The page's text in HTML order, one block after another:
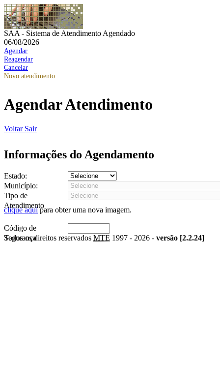
SAA - Sistema de Atendimento Agendado
06/08/2026
Agendar
Reagendar
Cancelar
Novo atendimento
Agendar Atendimento
Voltar Sair
Informações do Agendamento
Estado:
Município:
Tipo de
Atendimento
clique aquipara obter uma nova imagem.
Código de
Segurança
Todos os direitos reservados MTE 1997 - 2026 - versão [2.2.24]